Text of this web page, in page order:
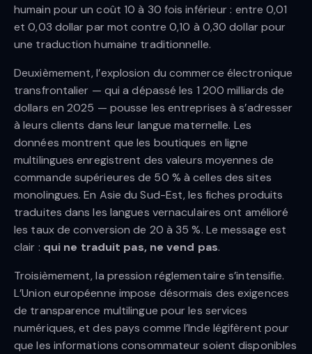
humain pour un coût 10 à 30 fois inférieur : entre 0,01
et 0,03 dollar par mot contre 0,10 à 0,30 dollar pour
une traduction humaine traditionnelle.
Deuxièmement, l’explosion du commerce électronique
transfrontalier — qui a dépassé les 1 200 milliards de
dollars en 2025 — pousse les entreprises à s’adresser
à leurs clients dans leur langue maternelle. Les
données montrent que les boutiques en ligne
multilingues enregistrent des valeurs moyennes de
commande supérieures de 50 % à celles des sites
monolingues. En Asie du Sud-Est, les fiches produits
traduites dans les langues vernaculaires ont amélioré
les taux de conversion de 20 à 35 %. Le message est
clair : qui ne traduit pas, ne vend pas.
Troisièmement, la pression réglementaire s’intensifie.
L’Union européenne impose désormais des exigences
de transparence multilingue pour les services
numériques, et des pays comme l’Inde légifèrent pour
que les informations consommateur soient disponibles